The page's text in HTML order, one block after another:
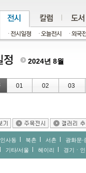
2024년 8월
01 02 03
인사동 북촌 서촌
광화문∙
기타/서울 헤이리 경기ㆍ